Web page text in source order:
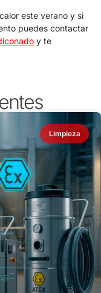
este verano y si
puedes contactar
y te
Limpieza